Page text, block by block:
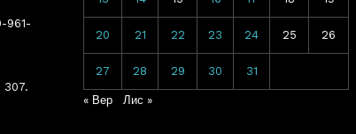
961-
307.
20 21 22 23 24 25 26
27 28 29 30 31
« Вер Лис »